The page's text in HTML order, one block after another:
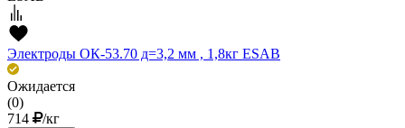
Электроды ОК-53.70 д=3,2 мм , 1,8кг ESAВ
Ожидается
(0)
714
/кг